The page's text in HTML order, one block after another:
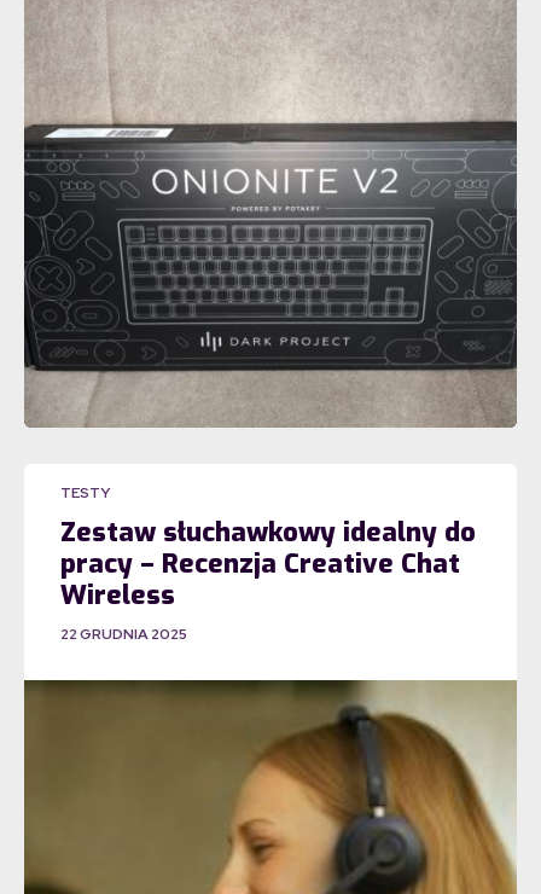
TESTY
Zestaw słuchawkowy idealny do
pracy – Recenzja Creative Chat
Wireless
22 GRUDNIA 2025